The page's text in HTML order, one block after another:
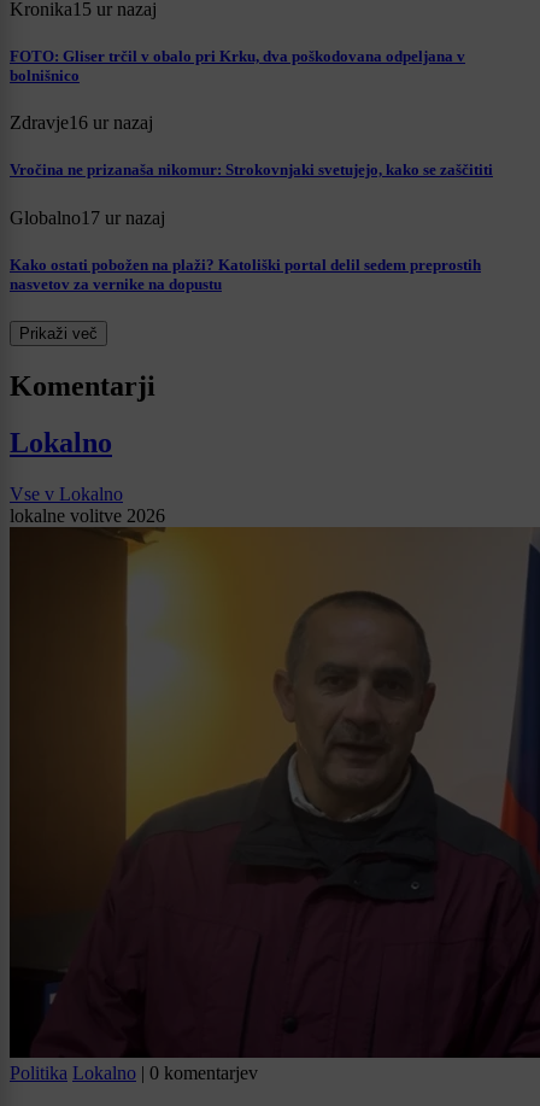
Kronika15 ur nazaj
FOTO: Gliser trčil v obalo pri Krku, dva poškodovana odpeljana v
bolnišnico
Zdravje16 ur nazaj
Vročina ne prizanaša nikomur: Strokovnjaki svetujejo, kako se zaščititi
Globalno17 ur nazaj
Kako ostati pobožen na plaži? Katoliški portal delil sedem preprostih
nasvetov za vernike na dopustu
Prikaži več
Komentarji
Lokalno
Vse v Lokalno
lokalne volitve 2026
Politika Lokalno | 0 komentarjev